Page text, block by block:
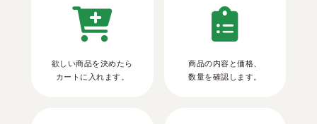
欲しい商品を決めたら
カートに入れます。
商品の内容と価格、
数量を確認します。